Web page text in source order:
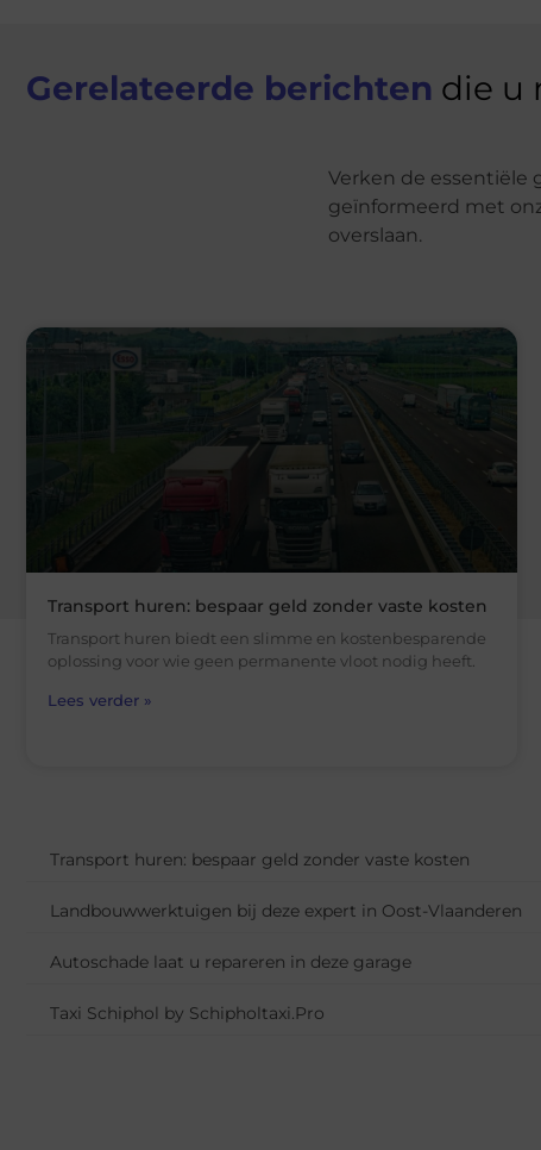
Gerelateerde berichten die u
Verken de essentiële
geïnformeerd met
overslaan.
Transport huren: bespaar geld zonder vaste kosten
Transport huren biedt een slimme en kostenbesparende
oplossing voor wie geen permanente vloot nodig heeft.
Lees verder »
Transport huren: bespaar geld zonder vaste kosten
Landbouwwerktuigen bij deze expert in Oost-Vlaanderen
Autoschade laat u repareren in deze garage
Taxi Schiphol by Schipholtaxi.Pro